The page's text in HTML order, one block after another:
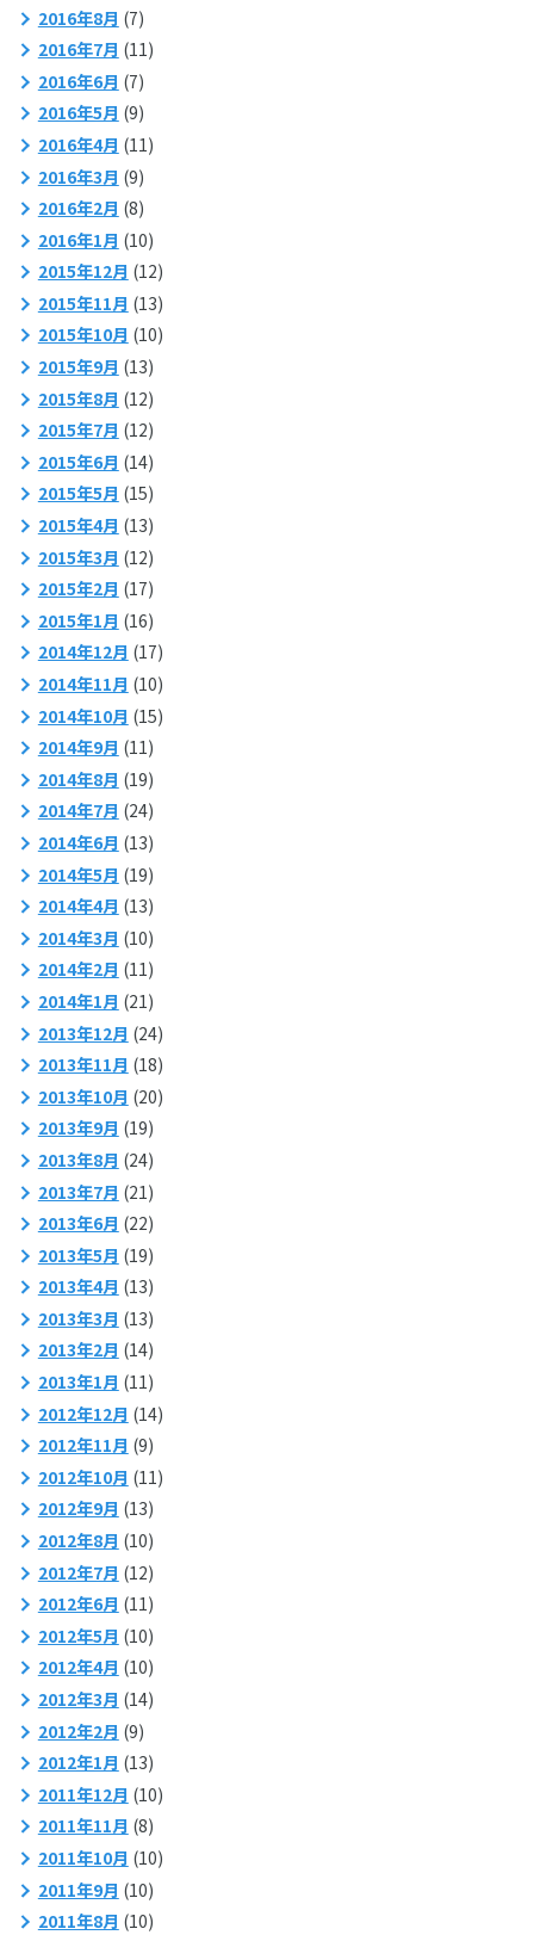
2016年8月 (7)
2016年7月 (11)
2016年6月 (7)
2016年5月 (9)
2016年4月 (11)
2016年3月 (9)
2016年2月 (8)
2016年1月 (10)
2015年12月 (12)
2015年11月 (13)
2015年10月 (10)
2015年9月 (13)
2015年8月 (12)
2015年7月 (12)
2015年6月 (14)
2015年5月 (15)
2015年4月 (13)
2015年3月 (12)
2015年2月 (17)
2015年1月 (16)
2014年12月 (17)
2014年11月 (10)
2014年10月 (15)
2014年9月 (11)
2014年8月 (19)
2014年7月 (24)
2014年6月 (13)
2014年5月 (19)
2014年4月 (13)
2014年3月 (10)
2014年2月 (11)
2014年1月 (21)
2013年12月 (24)
2013年11月 (18)
2013年10月 (20)
2013年9月 (19)
2013年8月 (24)
2013年7月 (21)
2013年6月 (22)
2013年5月 (19)
2013年4月 (13)
2013年3月 (13)
2013年2月 (14)
2013年1月 (11)
2012年12月 (14)
2012年11月 (9)
2012年10月 (11)
2012年9月 (13)
2012年8月 (10)
2012年7月 (12)
2012年6月 (11)
2012年5月 (10)
2012年4月 (10)
2012年3月 (14)
2012年2月 (9)
2012年1月 (13)
2011年12月 (10)
2011年11月 (8)
2011年10月 (10)
2011年9月 (10)
2011年8月 (10)